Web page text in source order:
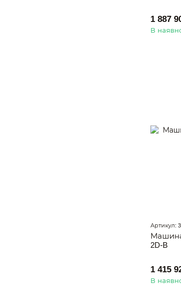
1 887
В
Артикул:
2D-B
1 415
В